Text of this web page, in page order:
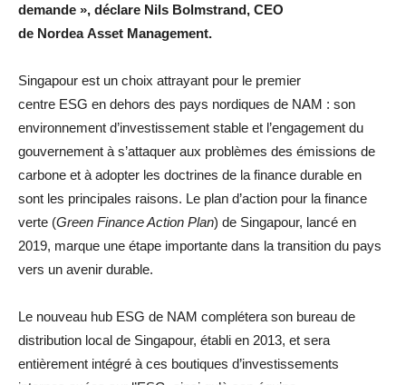
demande », déclare Nils Bolmstrand, CEO
de Nordea Asset Management.
Singapour est un choix attrayant pour le premier
centre ESG en dehors des pays nordiques de NAM : son
environnement d’investissement stable et l’engagement du
gouvernement à s’attaquer aux problèmes des émissions de
carbone et à adopter les doctrines de la finance durable en
sont les principales raisons. Le plan d’action pour la finance
verte (Green Finance Action Plan) de Singapour, lancé en
2019, marque une étape importante dans la transition du pays
vers un avenir durable.
Le nouveau hub ESG de NAM complétera son bureau de
distribution local de Singapour, établi en 2013, et sera
entièrement intégré à ces boutiques d’investissements